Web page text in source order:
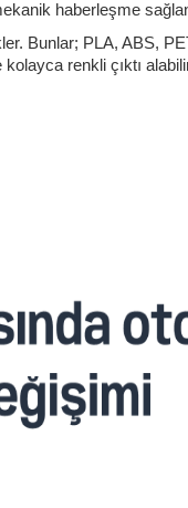
haberleşme
Bunlar; PLA, ABS,
renkli çıktı